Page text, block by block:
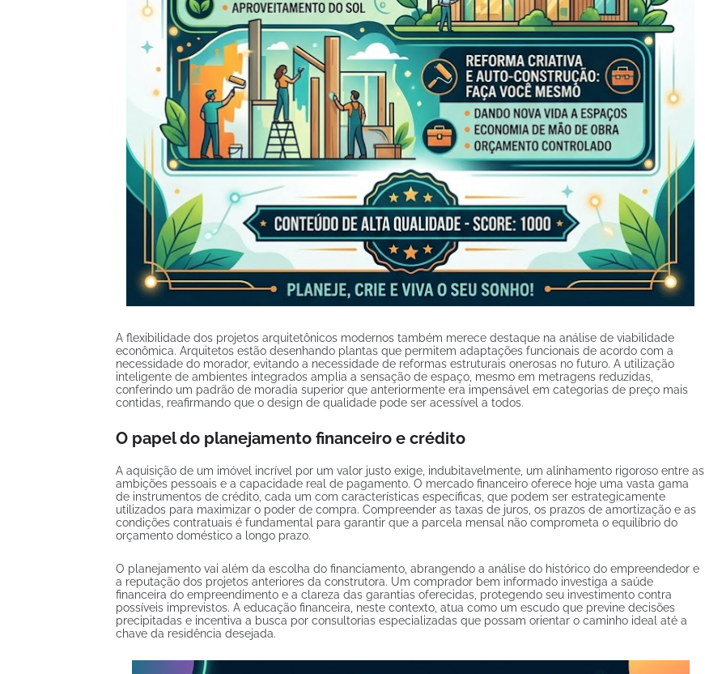
A flexibilidade dos projetos arquitetônicos modernos também merece destaque na análise de viabilidade
econômica. Arquitetos estão desenhando plantas que permitem adaptações funcionais de acordo com a
necessidade do morador, evitando a necessidade de reformas estruturais onerosas no futuro. A utilização
inteligente de ambientes integrados amplia a sensação de espaço, mesmo em metragens reduzidas,
conferindo um padrão de moradia superior que anteriormente era impensável em categorias de preço mais
contidas, reafirmando que o design de qualidade pode ser acessível a todos.
O papel do planejamento financeiro e crédito
A aquisição de um imóvel incrível por um valor justo exige, indubitavelmente, um alinhamento rigoroso entre as
ambições pessoais e a capacidade real de pagamento. O mercado financeiro oferece hoje uma vasta gama
de instrumentos de crédito, cada um com características específicas, que podem ser estrategicamente
utilizados para maximizar o poder de compra. Compreender as taxas de juros, os prazos de amortização e as
condições contratuais é fundamental para garantir que a parcela mensal não comprometa o equilíbrio do
orçamento doméstico a longo prazo.
O planejamento vai além da escolha do financiamento, abrangendo a análise do histórico do empreendedor e
a reputação dos projetos anteriores da construtora. Um comprador bem informado investiga a saúde
financeira do empreendimento e a clareza das garantias oferecidas, protegendo seu investimento contra
possíveis imprevistos. A educação financeira, neste contexto, atua como um escudo que previne decisões
precipitadas e incentiva a busca por consultorias especializadas que possam orientar o caminho ideal até a
chave da residência desejada.